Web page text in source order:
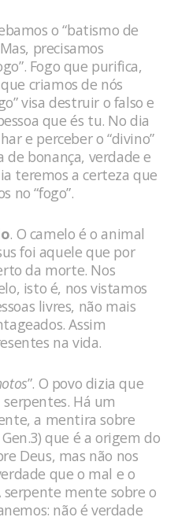
o “batismo de
precisamos
Fogo que purifica,
criamos de nós
visa destruir o falso e
que és tu. No dia
e perceber o “divino”
de bonança, verdade e
teremos a certeza que
no “fogo”.
. O camelo é o animal
foi aquele que por
da morte. Nos
isto é, nos vistamos
livres, não mais
Assim
na vida.
”. O povo dizia que
Há um
a mentira sobre
que é a origem do
Deus, mas não nos
que o mal e o
mente sobre o
não é verdade